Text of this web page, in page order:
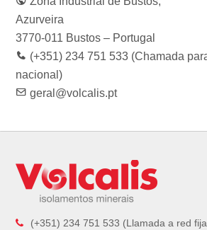
o
k
r
a
m
r
I
e
Azurveira
3770-011 Bustos – Portugal
(+351) 234 751 533 (Chamada
nacional)
geral@volcalis.pt
(+351) 234 751 533 (Llamada a red